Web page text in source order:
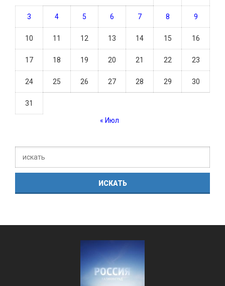
3 4 5 6 7 8 9
10 11 12 13 14 15 16
17 18 19 20 21 22 23
24 25 26 27 28 29 30
31
« Июл